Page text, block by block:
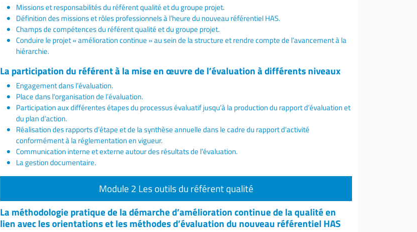
Missions et responsabilités du référent qualité et du groupe projet.
Définition des missions et rôles professionnels à l’heure du nouveau référentiel HAS.
Champs de compétences du référent qualité et du groupe projet.
Conduire le projet « amélioration continue » au sein de la structure et rendre compte de l’avancement à la
hiérarchie.
La participation du référent à la mise en œuvre de l’évaluation à différents niveaux
Engagement dans l’évaluation.
Place dans l’organisation de l’évaluation.
Participation aux différentes étapes du processus évaluatif jusqu’à la production du rapport d’évaluation et
du plan d’action.
Réalisation des rapports d’étape et de la synthèse annuelle dans le cadre du rapport d’activité
conformément à la réglementation en vigueur.
Communication interne et externe autour des résultats de l’évaluation.
La gestion documentaire.
Module 2 Les outils du référent qualité
La méthodologie pratique de la démarche d’amélioration continue de la qualité en
lien avec les orientations et les méthodes d’évaluation du nouveau référentiel HAS